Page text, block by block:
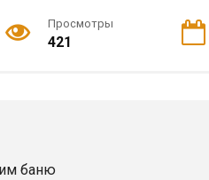
Просмотры
421
баню